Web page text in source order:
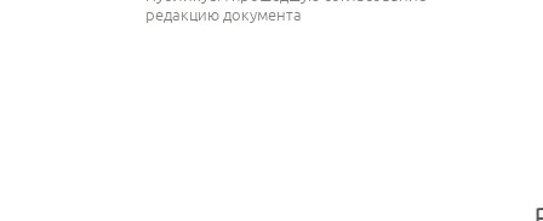
редакцию документа